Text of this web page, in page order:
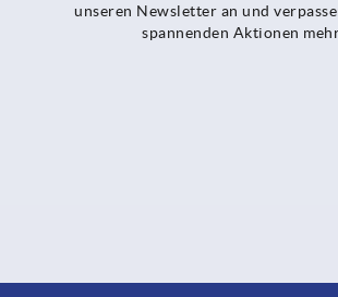
unseren Newsletter an und
spannenden Aktionen